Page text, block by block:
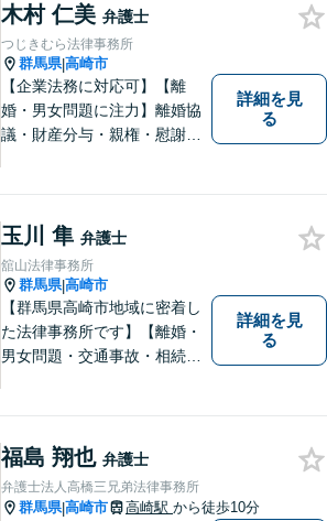
す。 ※お電話やメールでの無
料法律相談は行っておりませ
ん。
木村 仁美 弁護士
つじきむら法律事務所
群馬県|高崎市
【企業法務に対応可】【離
婚・男女問題に注力】離婚協
議・財産分与・親権・慰謝料
いく解決を目指します。まず
はお気軽にご相談を！【駐車
場完備】
詳細を見
る
玉川 隼 弁護士
舘山法律事務所
群馬県|高崎市
【群馬県高崎市地域に密着し
た法律事務所です】【離婚・
男女問題・交通事故・相続問
に、何とか笑顔を取り戻して
いただきたいというのをモッ
トーにしております。
詳細を見
る
福島 翔也 弁護士
弁護士法人高橋三兄弟法律事務所
群馬県|高崎市 高崎駅 から徒歩10分